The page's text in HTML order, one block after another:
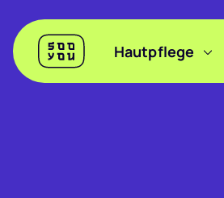
Header
Sooyou Hautpflege